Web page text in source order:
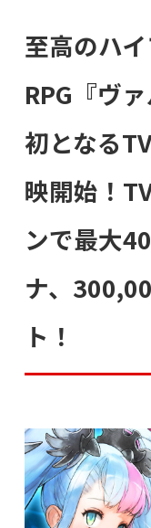
至高のハ
RPG『ヴ
初となる
映開始！
ンで最大
ナ、
ト！